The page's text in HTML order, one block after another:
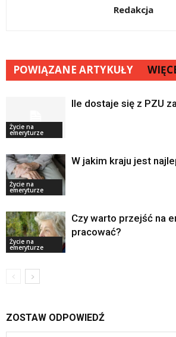
Redakcja
POWIĄZANE ARTYKUŁY
Życie na
emeryturze
Ile dostaje się z PZU
Życie na
emeryturze
W jakim kraju jest
Życie na
emeryturze
Czy warto przejść na
pracować?
ZOSTAW ODPOWIEDŹ